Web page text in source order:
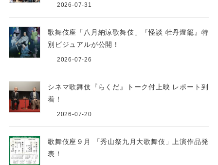
2026-07-31
歌舞伎座「八月納涼歌舞伎」『怪談 牡丹燈籠』特
別ビジュアルが公開！
2026-07-26
シネマ歌舞伎『らくだ』トーク付上映 レポート到
着！
2026-07-20
歌舞伎座９月 「秀山祭九月大歌舞伎」上演作品発
表！